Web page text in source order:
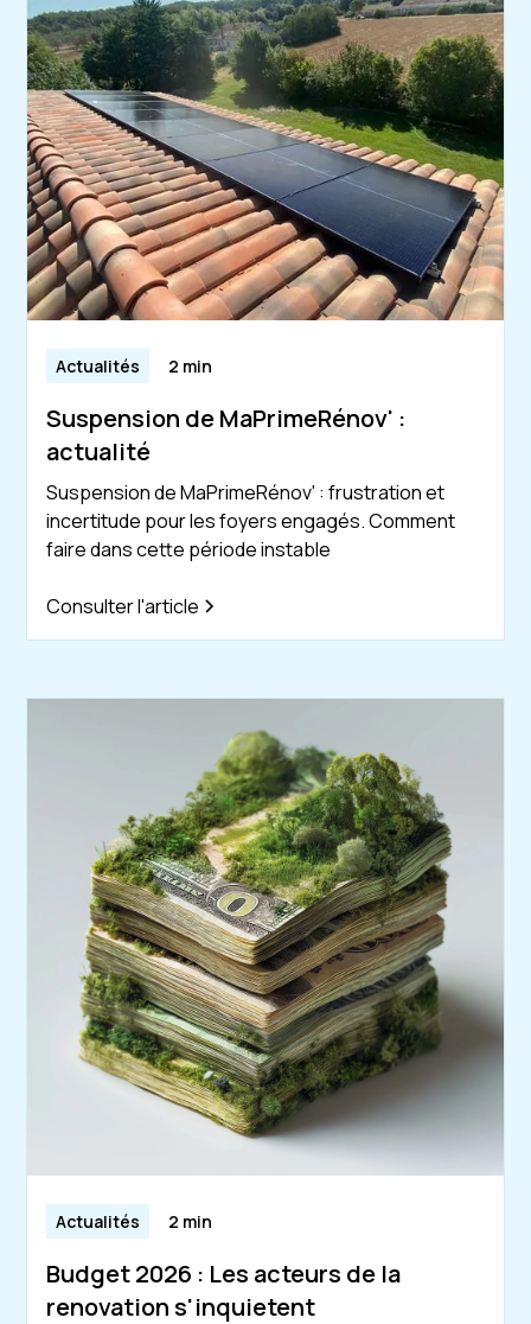
Actualités 2 min
Suspension de MaPrimeRénov' :
actualité
Suspension de MaPrimeRénov' : frustration et
incertitude pour les foyers engagés. Comment
faire dans cette période instable
Consulter l'article
Actualités 2 min
Budget 2026 : Les acteurs de la
renovation s'inquietent